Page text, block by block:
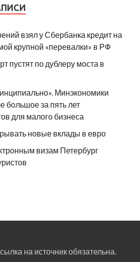
взял у Сбербанка кредит на
крупной «перевалки» в РФ
пустят по дублеру моста в
Минэкономики
большое за пять лет
для малого бизнеса
новые вклады в евро
визам Петербург
на источник обязательна.